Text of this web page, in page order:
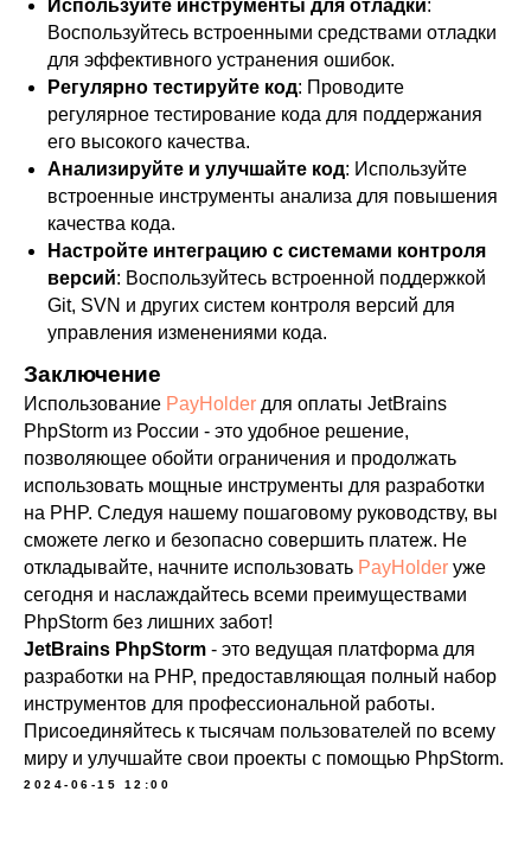
Используйте инструменты для отладки:
Воспользуйтесь встроенными средствами отладки
для эффективного устранения ошибок.
Регулярно тестируйте код: Проводите
регулярное тестирование кода для поддержания
его высокого качества.
Анализируйте и улучшайте код: Используйте
встроенные инструменты анализа для повышения
качества кода.
Настройте интеграцию с системами контроля
версий: Воспользуйтесь встроенной поддержкой
Git, SVN и других систем контроля версий для
управления изменениями кода.
Заключение
Использование PayHolder для оплаты JetBrains
PhpStorm из России - это удобное решение,
позволяющее обойти ограничения и продолжать
использовать мощные инструменты для разработки
на PHP. Следуя нашему пошаговому руководству, вы
сможете легко и безопасно совершить платеж. Не
откладывайте, начните использовать PayHolder уже
сегодня и наслаждайтесь всеми преимуществами
PhpStorm без лишних забот!
JetBrains PhpStorm - это ведущая платформа для
разработки на PHP, предоставляющая полный набор
инструментов для профессиональной работы.
Присоединяйтесь к тысячам пользователей по всему
миру и улучшайте свои проекты с помощью PhpStorm.
2024-06-15 12:00